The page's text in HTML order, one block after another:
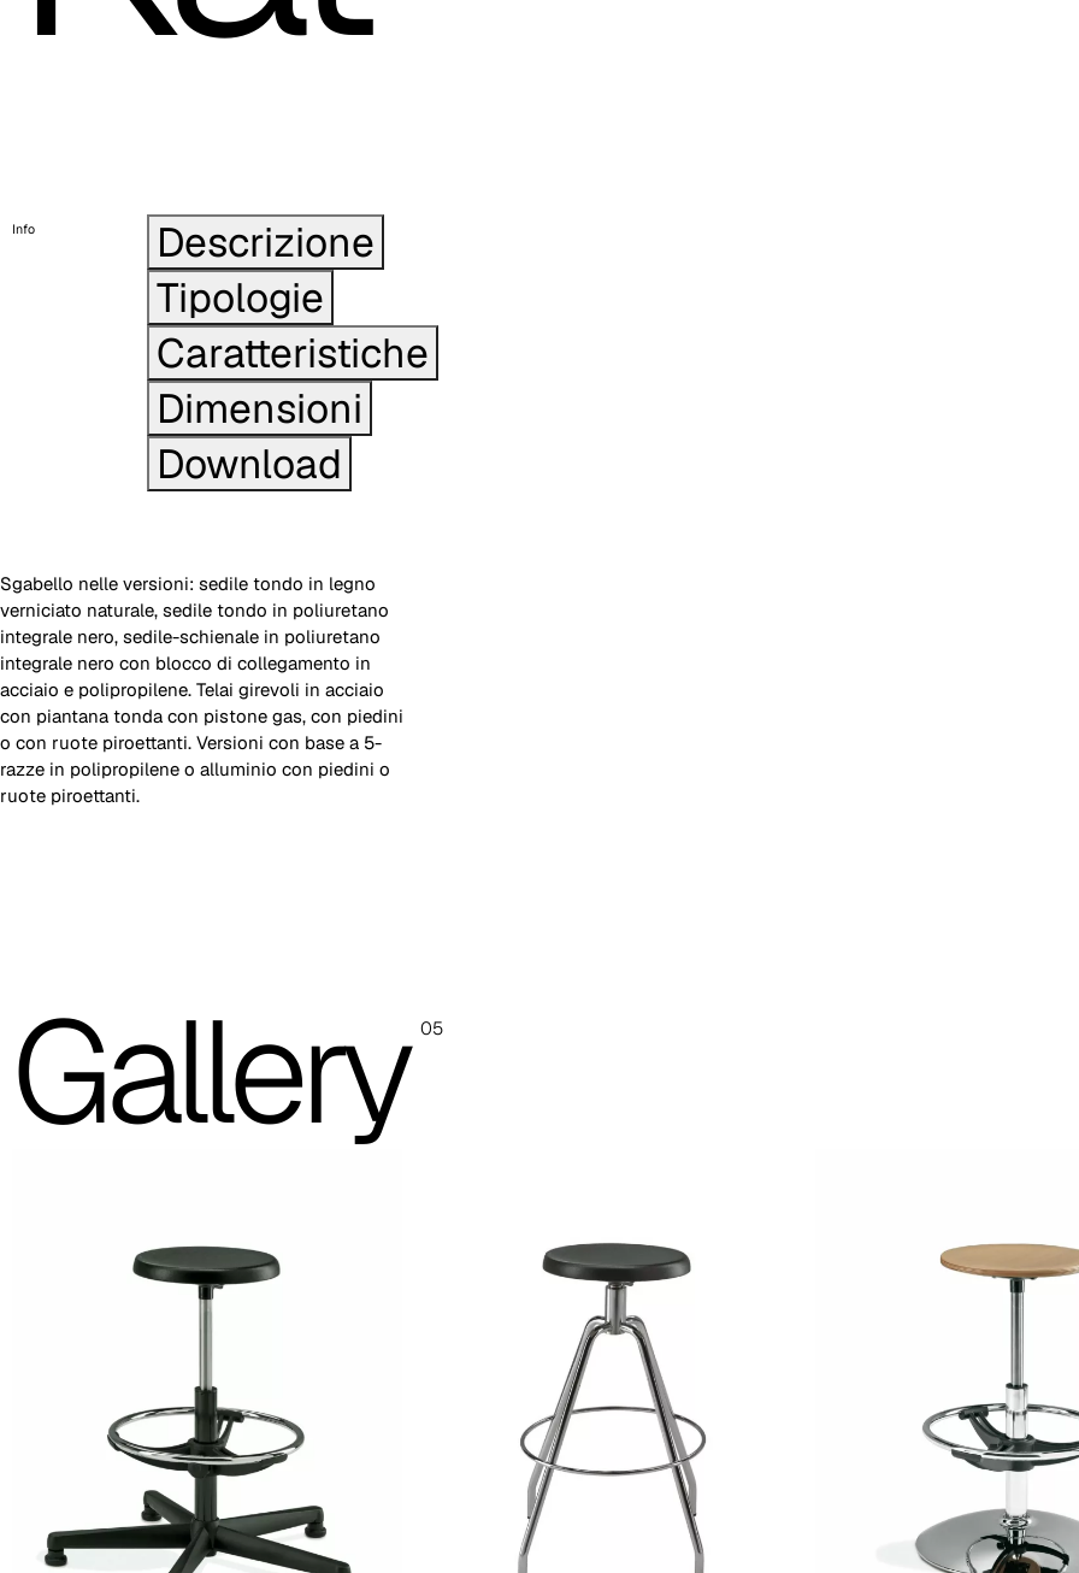
Info
Descrizione
Tipologie
Caratteristiche
Dimensioni
Download
Sgabello nelle versioni: sedile tondo in legno
verniciato naturale, sedile tondo in poliuretano
integrale nero, sedile-schienale in poliuretano
integrale nero con blocco di collegamento in
acciaio e polipropilene. Telai girevoli in acciaio
con piantana tonda con pistone gas, con piedini
o con ruote piroettanti. Versioni con base a 5-
razze in polipropilene o alluminio con piedini o
ruote piroettanti.
Regolazione in altezza seduta
Leva di alzo seduta
Sgabello basso
Girevole 4 piedi
Girevole base tonda convessa gas
Sgabello girevole base tonda convessa cromata gas
Sgabello base girevole 5 razze con gas nero
Sgabello girevole base tonda convessa gas
Scheda tecnica
Catalogo Community
Gallery 05